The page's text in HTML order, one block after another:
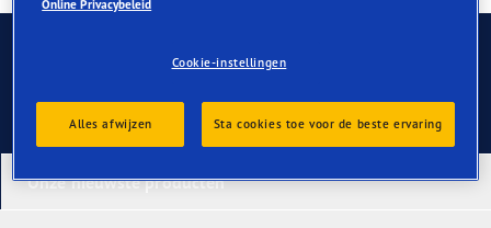
Onze nieuwste producten
Online Privacybeleid
Cookie-instellingen
Alles afwijzen Sta cookies toe voor de beste ervaring